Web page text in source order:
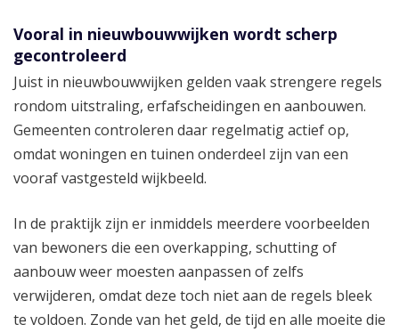
Vooral in nieuwbouwwijken wordt scherp
gecontroleerd
Juist in nieuwbouwwijken gelden vaak strengere regels
rondom uitstraling, erfafscheidingen en aanbouwen.
Gemeenten controleren daar regelmatig actief op,
omdat woningen en tuinen onderdeel zijn van een
vooraf vastgesteld wijkbeeld.
In de praktijk zijn er inmiddels meerdere voorbeelden
van bewoners die een overkapping, schutting of
aanbouw weer moesten aanpassen of zelfs
verwijderen, omdat deze toch niet aan de regels bleek
te voldoen. Zonde van het geld, de tijd en alle moeite die